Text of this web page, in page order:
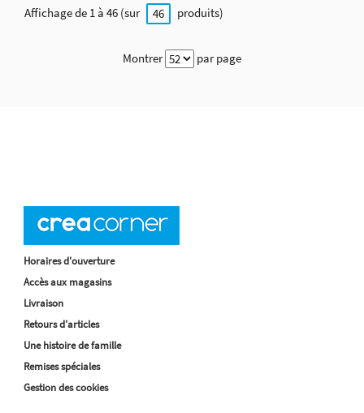
Affichage de 1 à 46 (sur 46 produits)
Montrer par page
Horaires d'ouverture
Accès aux magasins
Livraison
Retours d'articles
Une histoire de famille
Remises spéciales
Gestion des cookies